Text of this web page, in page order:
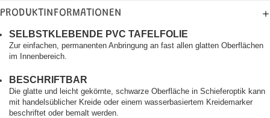
PRODUKTINFORMATIONEN
SELBSTKLEBENDE PVC TAFELFOLIE
Zur einfachen, permanenten Anbringung an fast allen glatten Oberflächen
im Innenbereich.
BESCHRIFTBAR
Die glatte und leicht gekörnte, schwarze Oberfläche in Schieferoptik kann
mit handelsüblicher Kreide oder einem wasserbasiertem Kreidemarker
beschriftet oder bemalt werden.